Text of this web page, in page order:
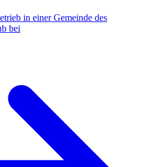
in einer Gemeinde des
bei